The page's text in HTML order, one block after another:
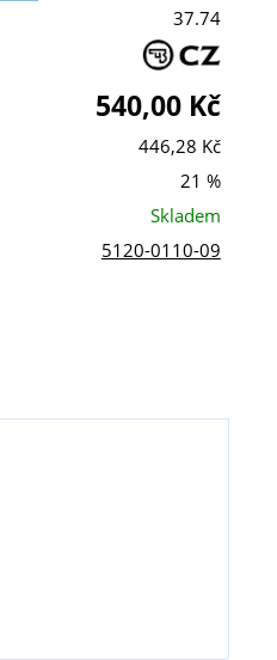
37.74
540,00 Kč
446,28 Kč
21 %
Skladem
5120-0110-09